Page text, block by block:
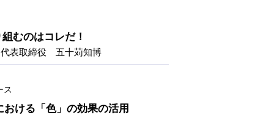
むのはコレだ！
表取締役 五十苅知博
ス
ける「色」の効果の活用